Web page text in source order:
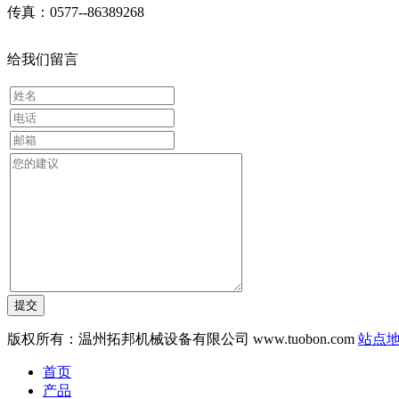
传真：0577--86389268
给我们留言
版权所有：温州拓邦机械设备有限公司 www.tuobon.com 站点
首页
产品